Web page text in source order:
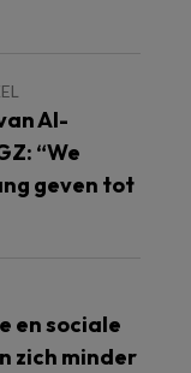
AI-
“We
geven tot
en sociale
zich minder